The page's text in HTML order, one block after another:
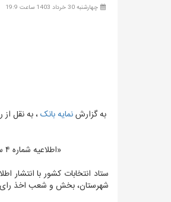
چهارشنبه 30 خرداد 1403 ساعت 19:9
به گزارشنمایه بانک، به نقل از
«اطلاعیه شماره ۴ ستاد انتخابات کشور»
شهرستان، بخش و شعب اخذ رای